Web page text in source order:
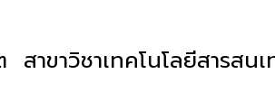
าขาวิชาเทคโนโลยีสารสน